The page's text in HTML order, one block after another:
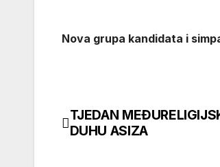
Nova grupa kandidata i
Navigacija
TJEDAN
DUHU ASIZA